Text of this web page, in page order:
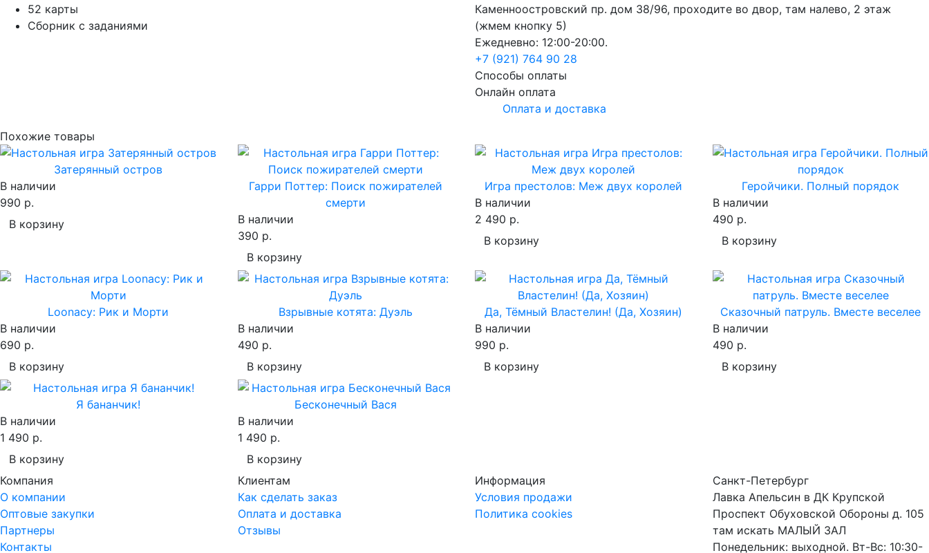
52 карты
Сборник с заданиями
Каменноостровский пр. дом 38/96, проходите во двор, там налево, 2 этаж
(жмем кнопку 5)
Ежедневно: 12:00-20:00.
+7 (921) 764 90 28
Способы оплаты
Онлайн оплата
Оплата и доставка
Похожие товары
Затерянный остров
В наличии
990 р.
В корзину
Гарри Поттер: Поиск пожирателей
смерти
В наличии
390 р.
В корзину
Игра престолов: Меж двух королей
В наличии
2 490 р.
В корзину
Геройчики. Полный порядок
В наличии
490 р.
В корзину
Loonacy: Рик и Морти
В наличии
690 р.
В корзину
Взрывные котята: Дуэль
В наличии
490 р.
В корзину
Да, Тёмный Властелин! (Да, Хозяин)
В наличии
990 р.
В корзину
Сказочный патруль. Вместе веселее
В наличии
490 р.
В корзину
Я бананчик!
В наличии
1 490 р.
В корзину
Бесконечный Вася
В наличии
1 490 р.
В корзину
Компания
О компании
Оптовые закупки
Партнеры
Контакты
Клиентам
Как сделать заказ
Оплата и доставка
Отзывы
Информация
Условия продажи
Политика cookies
Санкт-Петербург
Лавка Апельсин в ДК Крупской
Проспект Обуховской Обороны д. 105
там искать МАЛЫЙ ЗАЛ
Понедельник: выходной. Вт-Вс: 10:30-